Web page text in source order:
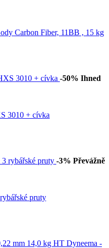
Carbon Fiber, 11BB , 15 kg
-50% Ihned
3010 + cívka
-3% Převážně
pruty